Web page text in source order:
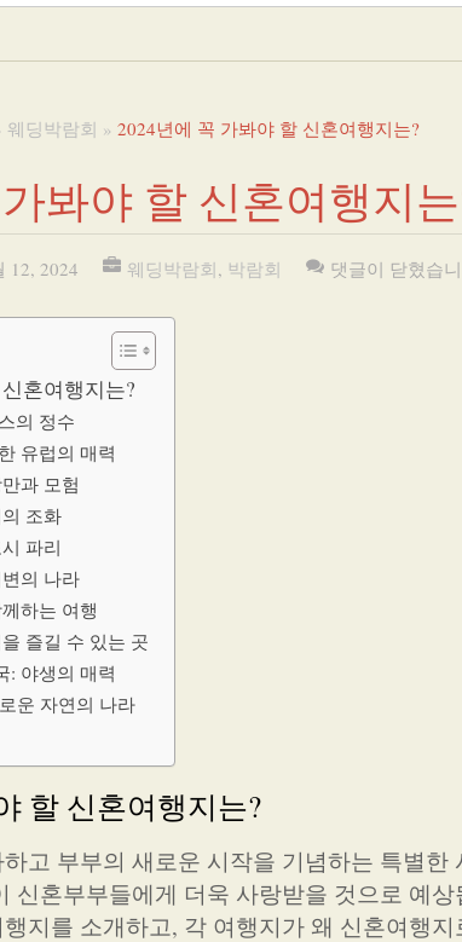
웨딩박람회 » 2024년에 꼭 가봐야 할 신혼여행지는?
봐야 할 신혼여행지
12, 2024 웨딩박람회, 박람회 댓글이 닫혔습
혼여행지는?
의 정수
유럽의 매력
과 모험
조화
파리
의 나라
하는 여행
즐길 수 있는 곳
: 야생의 매력
운 자연의 나라
할 신혼여행지는?
고 부부의 새로운 시작을 기념하는 특별한
신혼부부들에게 더욱 사랑받을 것으로 예
지를 소개하고, 각 여행지가 왜 신혼여행